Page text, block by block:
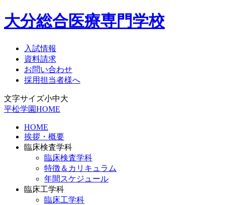
大分総合医療専門学校
入試情報
資料請求
お問い合わせ
採用担当者様へ
文字サイズ小中大
平松学園HOME
HOME
挨拶・概要
臨床検査学科
臨床検査学科
特徴＆カリキュラム
年間スケジュール
臨床工学科
臨床工学科